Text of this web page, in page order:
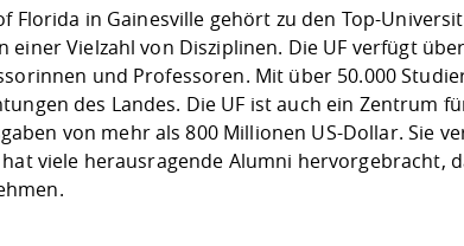
Florida in Gainesville gehört zu den Top-
einer Vielzahl von Disziplinen. Die UF verfügt
und Professoren. Mit über 50.000
des Landes. Die UF ist auch ein Zentrum
von mehr als 800 Millionen US-Dollar. Sie
viele herausragende Alumni hervorgebracht,